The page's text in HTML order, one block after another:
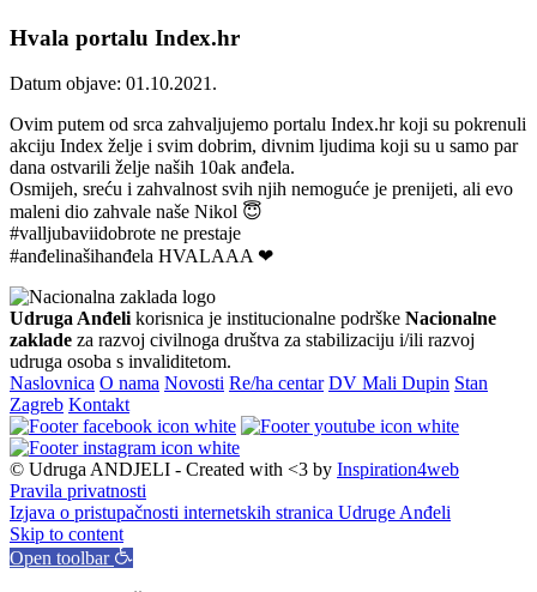
Hvala portalu Index.hr
Datum objave: 01.10.2021.
Ovim putem od srca zahvaljujemo portalu Index.hr koji su pokrenuli
akciju Index želje i svim dobrim, divnim ljudima koji su u samo par
dana ostvarili želje naših 10ak anđela.
Osmijeh, sreću i zahvalnost svih njih nemoguće je prenijeti, ali evo
maleni dio zahvale naše Nikol 😇
#valljubaviidobrote ne prestaje
#anđelinašihanđela HVALAAA ❤
Udruga Anđeli korisnica je institucionalne podrške Nacionalne
zaklade za razvoj civilnoga društva za stabilizaciju i/ili razvoj
udruga osoba s invaliditetom.
Naslovnica O nama Novosti Re/ha centar DV Mali Dupin Stan
Zagreb Kontakt
© Udruga ANDJELI - Created with <3 by Inspiration4web
Pravila privatnosti
Izjava o pristupačnosti internetskih stranica Udruge Anđeli
Skip to content
Open toolbar